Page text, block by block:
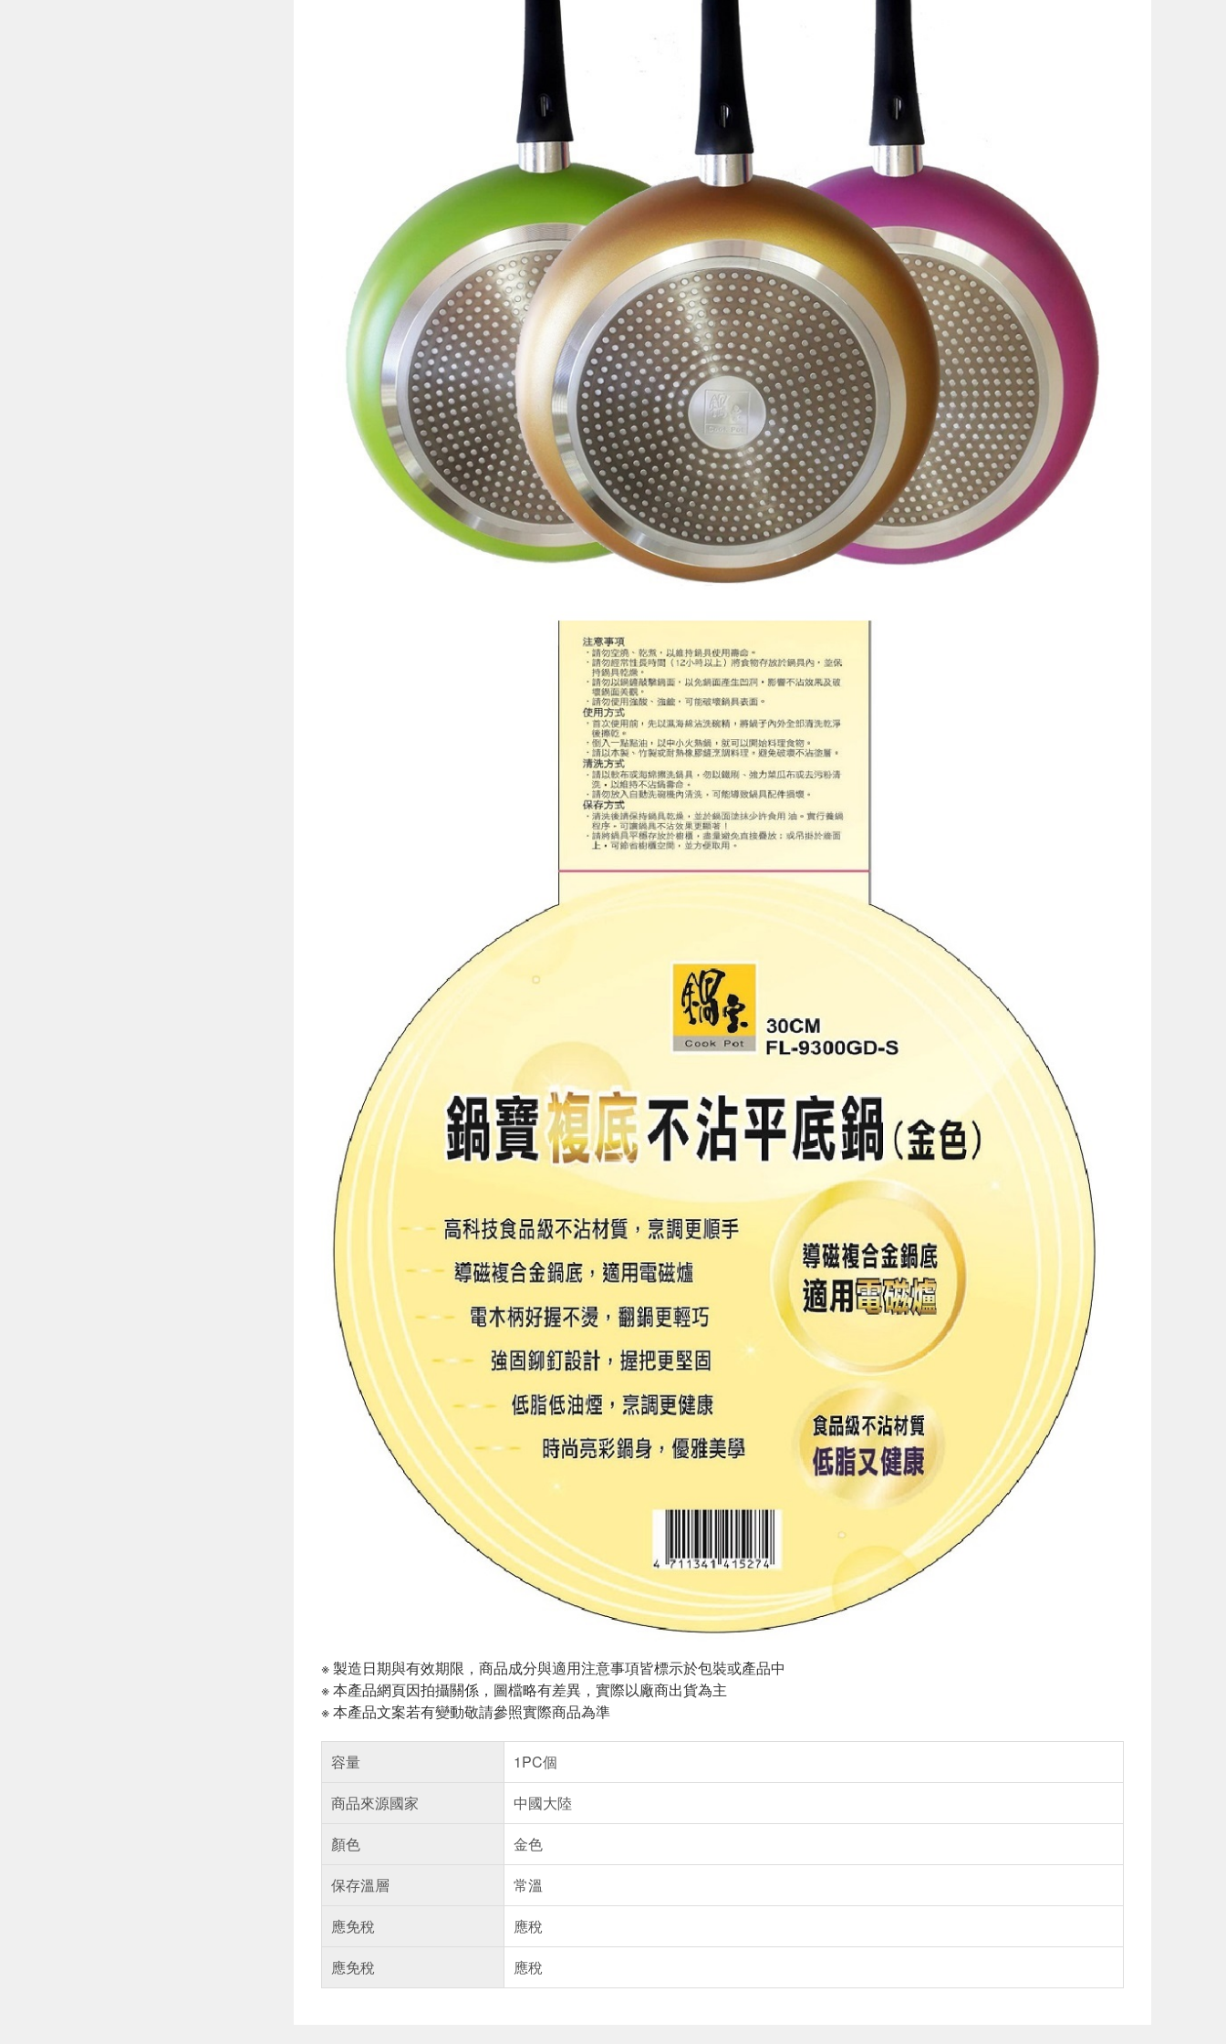
※ 製造日期與有效期限，商品成分與適用注意事項皆標示於包裝或產品中
※ 本產品網頁因拍攝關係，圖檔略有差異，實際以廠商出貨為主
※ 本產品文案若有變動敬請參照實際商品為準
容量
1PC個
商品來源國家
中國大陸
顏色
金色
保存溫層
常溫
應免稅
應稅
應免稅
應稅